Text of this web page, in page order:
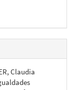
Claudia